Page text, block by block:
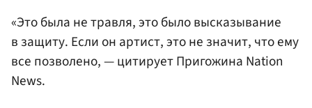
«Это была не травля, это было высказывание
в защиту. Если он артист, это не значит, что ему
все позволено, — цитирует Пригожина Nation
News.